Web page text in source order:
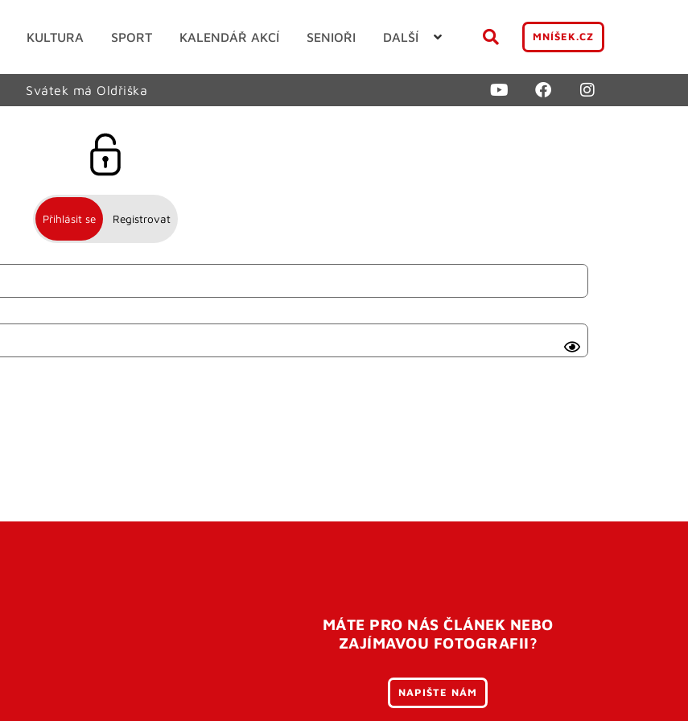
KULTURA SPORT KALENDÁŘ AKCÍ SENIOŘI DALŠÍ MNÍŠEK.CZ
Svátek má Oldřiška
Přihlásit se Registrovat
MÁTE PRO NÁS ČLÁNEK NEBO
ZAJÍMAVOU FOTOGRAFII?
NAPIŠTE NÁM